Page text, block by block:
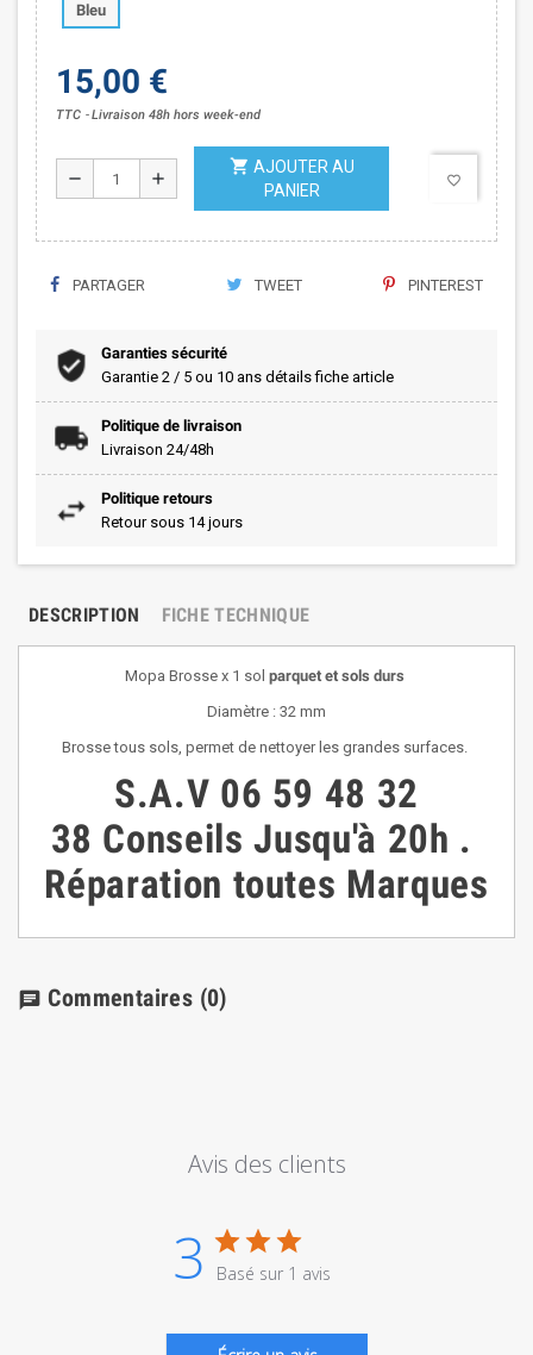
Bleu
15,00 €
TTC Livraison 48h hors week-end
remove add
shopping_cart AJOUTER AU
PANIER
favorite_border
PARTAGER TWEET PINTEREST
Garanties sécurité
Garantie 2 / 5 ou 10 ans détails fiche article
Politique de livraison
Livraison 24/48h
Politique retours
Retour sous 14 jours
DESCRIPTION FICHE TECHNIQUE
Mopa Brosse x 1 sol parquet et sols durs
Diamètre : 32 mm
Brosse tous sols, permet de nettoyer les grandes surfaces.
S.A.V 06 59 48 32
38 ConseilsJusqu'à 20h .
Réparation toutes Marques
chat Commentaires (0)
Avis des clients
3 Basé sur 1 avis